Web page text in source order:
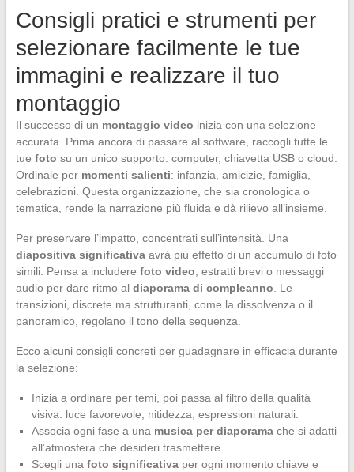
Consigli pratici e strumenti per
selezionare facilmente le tue
immagini e realizzare il tuo
montaggio
Il successo di un montaggio video inizia con una selezione
accurata. Prima ancora di passare al software, raccogli tutte le
tue foto su un unico supporto: computer, chiavetta USB o cloud.
Ordinale per momenti salienti: infanzia, amicizie, famiglia,
celebrazioni. Questa organizzazione, che sia cronologica o
tematica, rende la narrazione più fluida e dà rilievo all’insieme.
Per preservare l’impatto, concentrati sull’intensità. Una
diapositiva significativaavrà più effetto di un accumulo di foto
simili. Pensa a includere foto video , estratti brevi o messaggi
audio per dare ritmo al diaporama di compleanno . Le
transizioni, discrete ma strutturanti, come la dissolvenza o il
panoramico, regolano il tono della sequenza.
Ecco alcuni consigli concreti per guadagnare in efficacia durante
la selezione:
Inizia a ordinare per temi, poi passa al filtro della qualità
visiva: luce favorevole, nitidezza, espressioni naturali.
Associa ogni fase a una musica per diaporamache si adatti
all’atmosfera che desideri trasmettere.
Scegli una foto significativaper ogni momento chiave e